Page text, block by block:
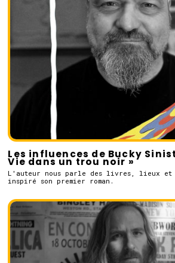
Les influences de Bucky
Vie dans un trou noir »
L'auteur nous parle des livres, lieux et
inspiré son premier roman.